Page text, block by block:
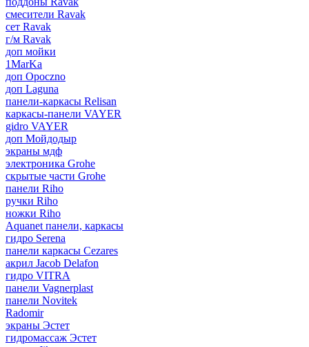
смесители Ravak
сет Ravak
г/м Ravak
доп мойки
1MarKa
доп Opoczno
доп Laguna
панели-каркасы Relisan
каркасы-панели VAYER
gidro VAYER
доп Мойдодыр
экраны мдф
электроника Grohe
скрытые части Grohe
панели Riho
ручки Riho
ножки Riho
Aquanet панели, каркасы
гидро Serena
панели каркасы Cezares
акрил Jacob Delafon
гидро VITRA
панели Vagnerplast
панели Novitek
Radomir
экраны Эстет
гидромассаж Эстет